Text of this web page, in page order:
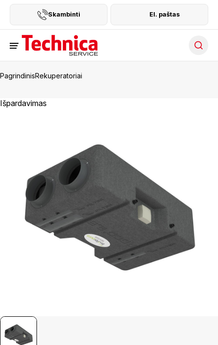
Skambinti El. paštas
PagrindinisRekuperatoriai
Išpardavimas